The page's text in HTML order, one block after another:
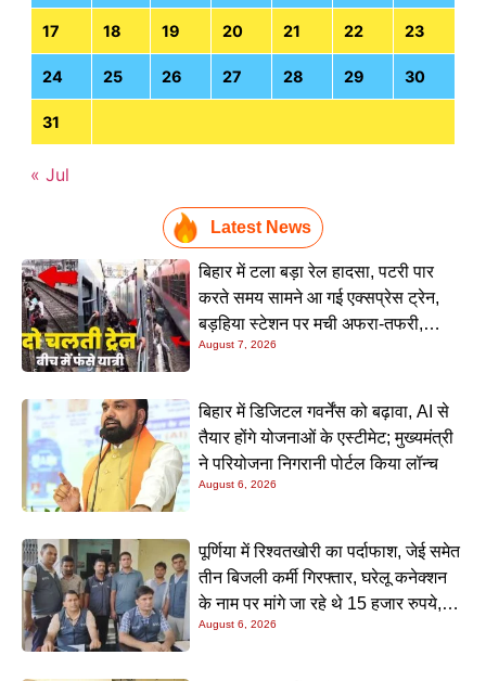
17 18 19 20 21 22 23
24 25 26 27 28 29 30
31
« Jul
Latest News
बिहार में टला बड़ा रेल हादसा, पटरी पार
करते समय सामने आ गई एक्सप्रेस ट्रेन,
बड़हिया स्टेशन पर मची अफरा-तफरी,
यात्रियों की लापरवाही आई सामने
August 7, 2026
बिहार में डिजिटल गवर्नेंस को बढ़ावा, AI से
तैयार होंगे योजनाओं के एस्टीमेट; मुख्यमंत्री
ने परियोजना निगरानी पोर्टल किया लॉन्च
August 6, 2026
पूर्णिया में रिश्वतखोरी का पर्दाफाश, जेई समेत
तीन बिजली कर्मी गिरफ्तार, घरेलू कनेक्शन
के नाम पर मांगे जा रहे थे 15 हजार रुपये,
निगरानी टीम ने रंगे हाथ पकड़ा
August 6, 2026